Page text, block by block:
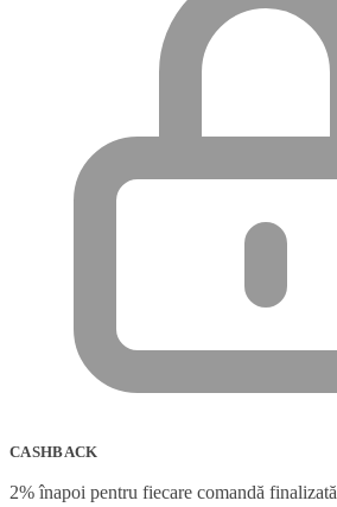
CASHBACK
2% înapoi pentru fiecare comandă finalizată